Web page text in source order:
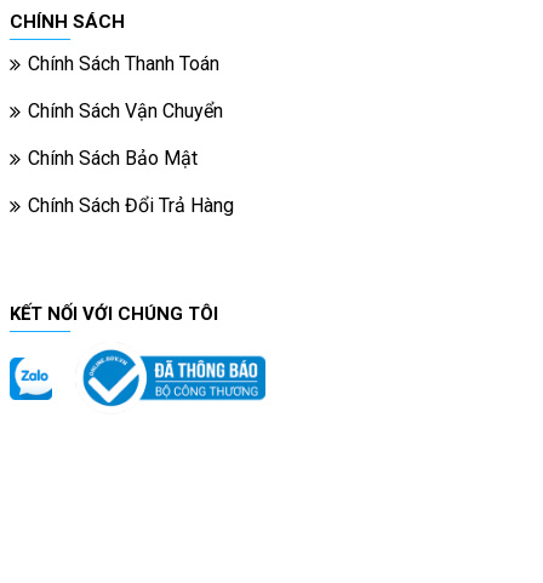
CHÍNH SÁCH
Chính Sách Thanh Toán
Chính Sách Vận Chuyển
Chính Sách Bảo Mật
Chính Sách Đổi Trả Hàng
KẾT NỐI VỚI CHÚNG TÔI